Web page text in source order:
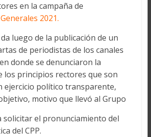
en la campaña de
2021.
luego de la publicación de un
de periodistas de los canales
donde se denunciaron la
los principios rectores que son
ejercicio político transparente,
motivo que llevó al Grupo
solicitar el pronunciamiento del
del CPP.